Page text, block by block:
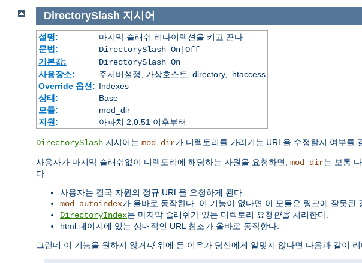
DirectorySlash 지시어
설명:
마지막 슬래쉬 리다이렉션을 키고 끈다
문법:
DirectorySlash On|Off
기본값:
DirectorySlash On
사용장소:
주서버설정, 가상호스트, directory, .htaccess
Override 옵션: Indexes
상태:
Base
모듈:
mod_dir
지원:
아파치 2.0.51 이후부터
DirectorySlash 지시어는 mod_dir가 디렉토리를 가리키는 URL을 수정할지 여부를
사용자가 마지막 슬래쉬없이 디렉토리에 해당하는 자원을 요청하면, mod_dir는 보통
다.
사용자는 결국 자원의 정규 URL을 요청하게 된다
mod_autoindex가 올바로 동작한다. 이 기능이 없다면 이 모듈은 링크에 잘못된
DirectoryIndex는 마지막 슬래쉬가 있는 디렉토리 요청 만을 처리한다.
html 페이지에 있는 상대적인 URL 참조가 올바로 동작한다.
그런데 이 기능을 원하지 않거 나위에 든 이유가 당신에게 알맞지 않다면 다음과 같이